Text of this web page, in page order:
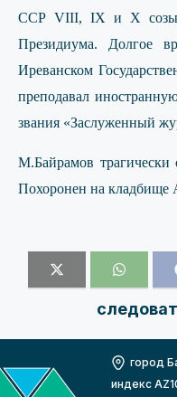
ССР VIII, IX и X
Президиума. Долгое
Иреванском
преподавал
звания «Заслуженный
M.Байрамов трагически
Похоронен на кладбище
город
индекс